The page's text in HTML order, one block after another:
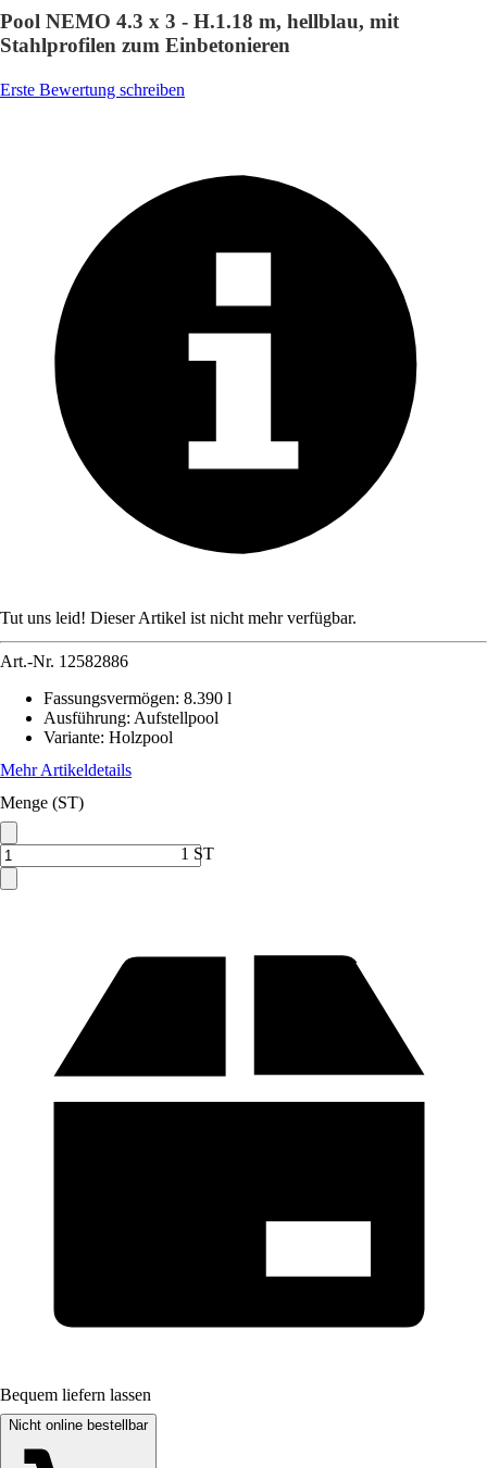
Pool NEMO 4.3 x 3 - H.1.18 m, hellblau, mit
Stahlprofilen zum Einbetonieren
Erste Bewertung schreiben
Tut uns leid! Dieser Artikel ist nicht mehr verfügbar.
Art.-Nr. 12582886
Fassungsvermögen: 8.390 l
Ausführung: Aufstellpool
Variante: Holzpool
Mehr Artikeldetails
Menge (ST)
1 ST
Bequem liefern lassen
Nicht online bestellbar